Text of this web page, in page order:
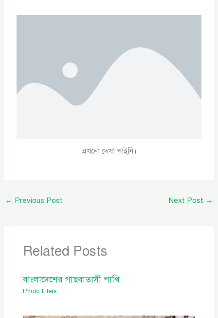
এখনো দেখা পাইনি।
← Previous Post Next Post →
Related Posts
বাংলাদেশের গাছবাতাসী পাখি
Photo Lifers